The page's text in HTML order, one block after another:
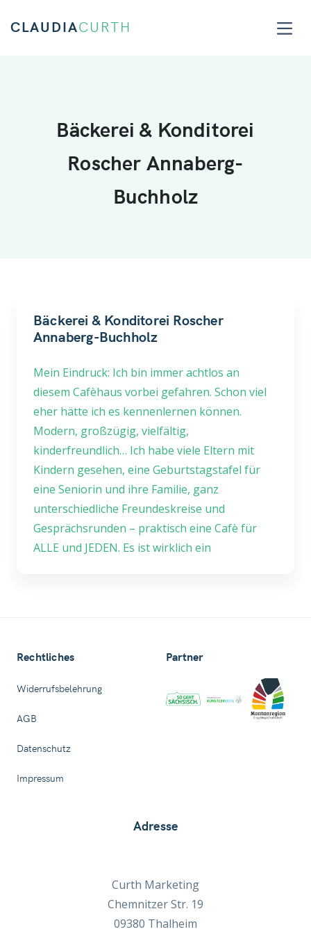
CLAUDIACURTH
Bäckerei & Konditorei
Roscher Annaberg-
Buchholz
Bäckerei & Konditorei Roscher
Annaberg-Buchholz
Mein Eindruck: Ich bin immer achtlos an
diesem Cafèhaus vorbei gefahren. Schon viel
eher hätte ich es kennenlernen können.
Modern, großzügig, vielfältig,
kinderfreundlich… Ich habe viele Eltern mit
Kindern gesehen, eine Geburtstagstafel für
eine Seniorin und ihre Familie, ganz
unterschiedliche Freundeskreise und
Gesprächsrunden – praktisch eine Cafè für
ALLE und JEDEN. Es ist wirklich ein
Adresse
Curth Marketing
Chemnitzer Str. 19
09380 Thalheim
Rechtliches
Widerrufsbelehrung
AGB
Datenschutz
Impressum
Partner